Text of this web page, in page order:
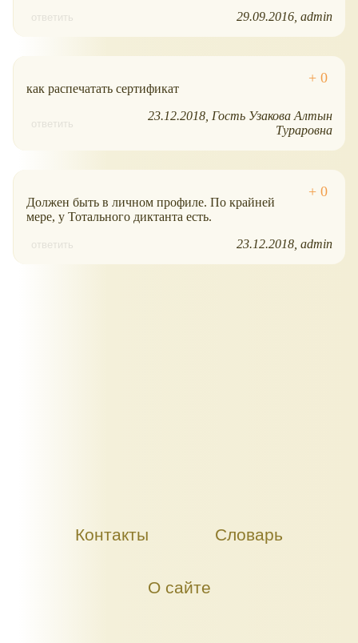
ответить 29.09.2016 admin
как распечатать сертификат
ответить
23.12.2018 Гость Узакова Алтын
Тураровна
Должен быть в личном профиле. По крайней
мере, у Тотального диктанта есть.
ответить 23.12.2018 admin
Контакты Словарь
О сайте